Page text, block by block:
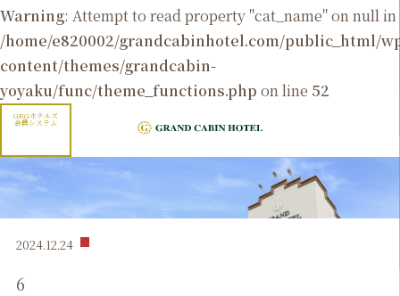
Warning: Attempt to read property "cat_name" on null in
/home/e820002/grandcabinhotel.com/public_html/
content/themes/grandcabin-
yoyaku/func/theme_functions.php on line 52
GRGホテルズ
会員システム
2024.12.24
6